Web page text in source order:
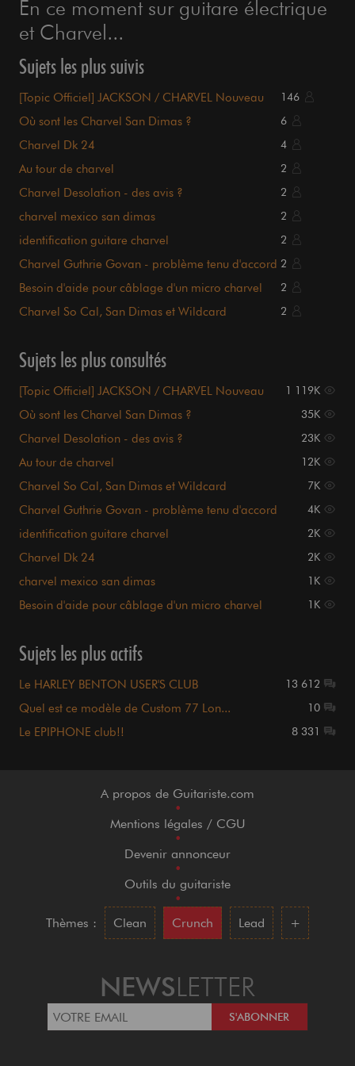
En ce moment sur guitare électrique
et Charvel...
Sujets les plus suivis
[Topic Officiel] JACKSON / CHARVEL Nouveau
146
Où sont les Charvel San Dimas ? 6
Charvel Dk 24 4
Au tour de charvel 2
Charvel Desolation - des avis ? 2
charvel mexico san dimas 2
identification guitare charvel 2
Charvel Guthrie Govan - problème tenu d'accord 2
Besoin d'aide pour câblage d'un micro charvel 2
Charvel So Cal, San Dimas et Wildcard 2
Sujets les plus consultés
[Topic Officiel] JACKSON / CHARVEL Nouveau
1 119K
Où sont les Charvel San Dimas ? 35K
Charvel Desolation - des avis ? 23K
Au tour de charvel 12K
Charvel So Cal, San Dimas et Wildcard 7K
Charvel Guthrie Govan - problème tenu d'accord 4K
identification guitare charvel 2K
Charvel Dk 24 2K
charvel mexico san dimas 1K
Besoin d'aide pour câblage d'un micro charvel 1K
Sujets les plus actifs
Le HARLEY BENTON USER'S CLUB 13 612
Quel est ce modèle de Custom 77 Lon... 10
Le EPIPHONE club!! 8 331
A propos de Guitariste.com
•
Mentions légales / CGU
•
Devenir annonceur
•
Outils du guitariste
•
Thèmes :
Clean Crunch Lead +
NEWSLETTER